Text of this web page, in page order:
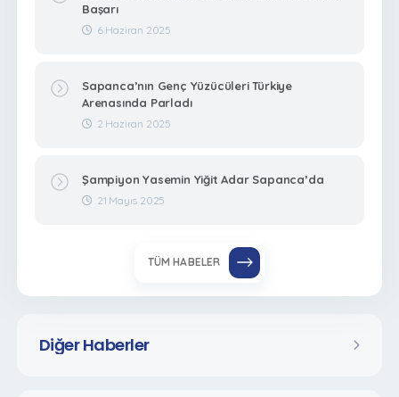
Diğer Haberler
Başarı
6 Haziran 2025
Sapanca’nın Genç Yüzücüleri Türkiye
Arenasında Parladı
2 Haziran 2025
Şampiyon Yasemin Yiğit Adar Sapanca’da
21 Mayıs 2025
TÜM HABELER